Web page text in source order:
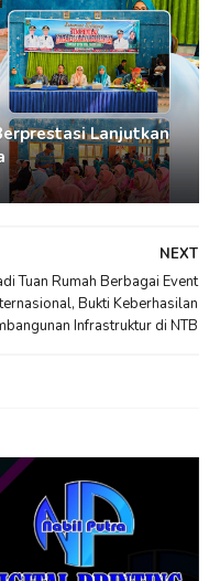
Lanjutkan
NEXT
Tuan Rumah Berbagai Event
Bukti Keberhasilan
Infrastruktur di NTB